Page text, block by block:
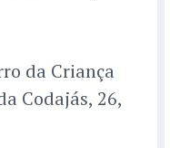
da Criança
Codajás, 26,